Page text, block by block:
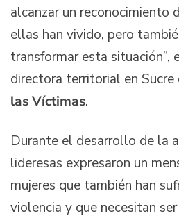
alcanzar un reconocimiento
ellas han vivido, pero
transformar esta situación”,
directora territorial en Sucre
las Víctimas.
Durante el desarrollo de la
lideresas expresaron un
mujeres que también han
violencia y que necesitan